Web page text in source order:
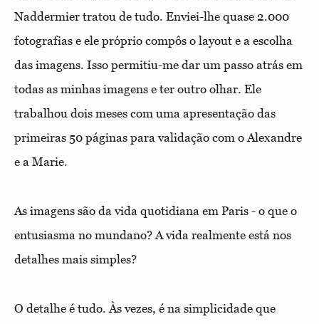
Naddermier tratou de tudo. Enviei-lhe quase 2.000
fotografias e ele próprio compôs o layout e a escolha
das imagens. Isso permitiu-me dar um passo atrás em
todas as minhas imagens e ter outro olhar. Ele
trabalhou dois meses com uma apresentação das
primeiras 50 páginas para validação com o Alexandre
e a Marie.
As imagens são da vida quotidiana em Paris - o que o
entusiasma no mundano? A vida realmente está nos
detalhes mais simples?
O detalhe é tudo. Às vezes, é na simplicidade que